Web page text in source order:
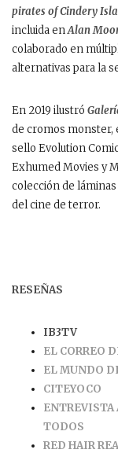
pirates of Cindery
incluida enAlan
colaborado en
alternativas para la
En 2019 ilustró
de cromos monster,
sello Evolution
Exhumed Movies y
colección de láminas
del cine de terror.
RESEÑAS
IB3TV
EL CORREO
EL MUNDO
CITEYOCO
ENTREVISTA
TODOS
RED HAIR